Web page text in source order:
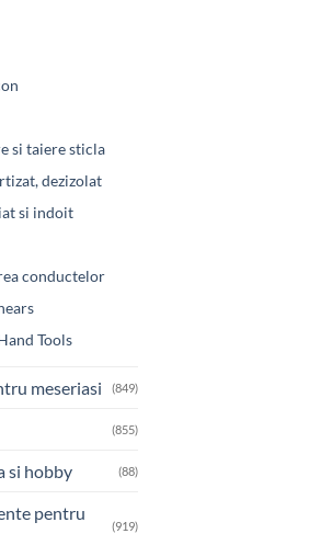
si taiere sticla
dezizolat
si indoit
conductelor
Tools
meseriasi (849)
(855)
si hobby (88)
pentru
(919)